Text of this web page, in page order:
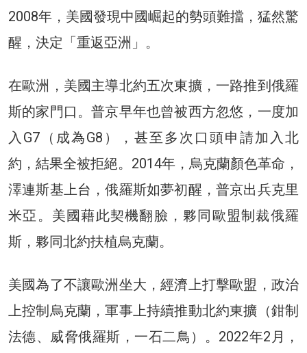
2008年，美國發現中國崛起的勢頭難擋，猛然驚
醒，決定「重返亞洲」。
在歐洲，美國主導北約五次東擴，一路推到俄羅
斯的家門口。普京早年也曾被西方忽悠，一度加
入G7（成為G8），甚至多次口頭申請加入北
約，結果全被拒絕。2014年，烏克蘭顏色革命，
澤連斯基上台，俄羅斯如夢初醒，普京出兵克里
米亞。美國藉此契機翻臉，夥同歐盟制裁俄羅
斯，夥同北約扶植烏克蘭。
美國為了不讓歐洲坐大，經濟上打擊歐盟，政治
上控制烏克蘭，軍事上持續推動北約東擴（鉗制
法德、威脅俄羅斯，一石二鳥）。2022年2月，